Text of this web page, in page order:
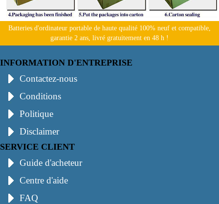
Batteries d'ordinateur portable de haute qualité 100% neuf et compatible,
garantie 2 ans, livré gratuitement en 48 h !
INFORMATION D'ENTREPRISE
Contactez-nous
Conditions
Politique
Disclaimer
SERVICE CLIENT
Guide d'acheteur
Centre d'aide
FAQ